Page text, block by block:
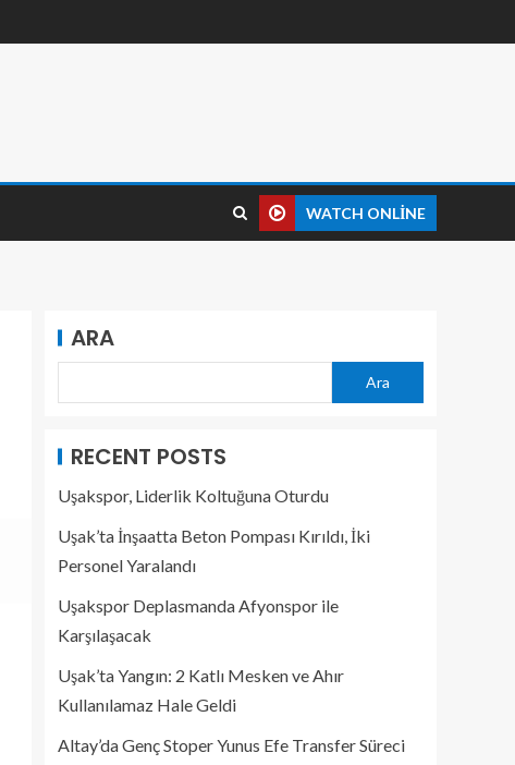
WATCH ONLINE
ARA
Ara
RECENT POSTS
Uşakspor, Liderlik Koltuğuna Oturdu
Uşak’ta İnşaatta Beton Pompası Kırıldı, İki
Personel Yaralandı
Uşakspor Deplasmanda Afyonspor ile
Karşılaşacak
Uşak’ta Yangın: 2 Katlı Mesken ve Ahır
Kullanılamaz Hale Geldi
Altay’da Genç Stoper Yunus Efe Transfer Süreci